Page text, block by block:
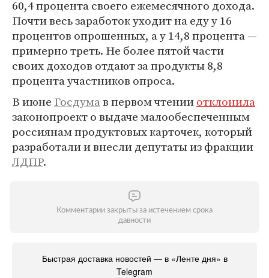
60,4 процента своего ежемесячного дохода.
Почти весь заработок уходит на еду у 16
процентов опрошенных, а у 14,8 процента —
примерно треть. Не более пятой части
своих доходов отдают за продукты 8,8
процента участников опроса.
В июне Госдумав первом чтенииотклонила
законопроект о выдаче малообеспеченным
россиянам продуктовых карточек, который
разработали и внесли депутаты из фракции
ЛДПР.
Комментарии закрыты за истечением срока
давности
Быстрая доставка новостей — в «Ленте дня» в
Telegram